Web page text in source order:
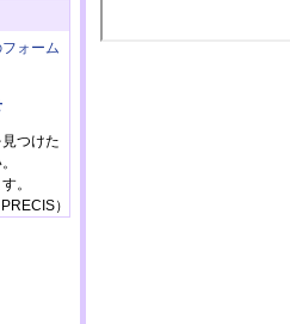
フォーム
つけた
。
）